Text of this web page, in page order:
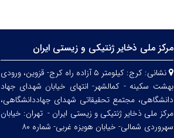
مرکز ملی ذخایر ژنتیکی و زیستی ایران
نشانی:
کرج: کیلومتر ۵ آزاده راه کرج- قزوین، ورودی
بهشت سکینه - کمالشهر- انتهای خیابان شهدای جهاد
دانشگاهی، مجتمع تحقیقاتی شهدای جهاددانشگاهی،
مرکز ملی ذخایر ژنتیکی و زیستی ایران - تهران: خیابان
سهروردی شمالی- خیابان هویزه غربی- شماره ۸۰